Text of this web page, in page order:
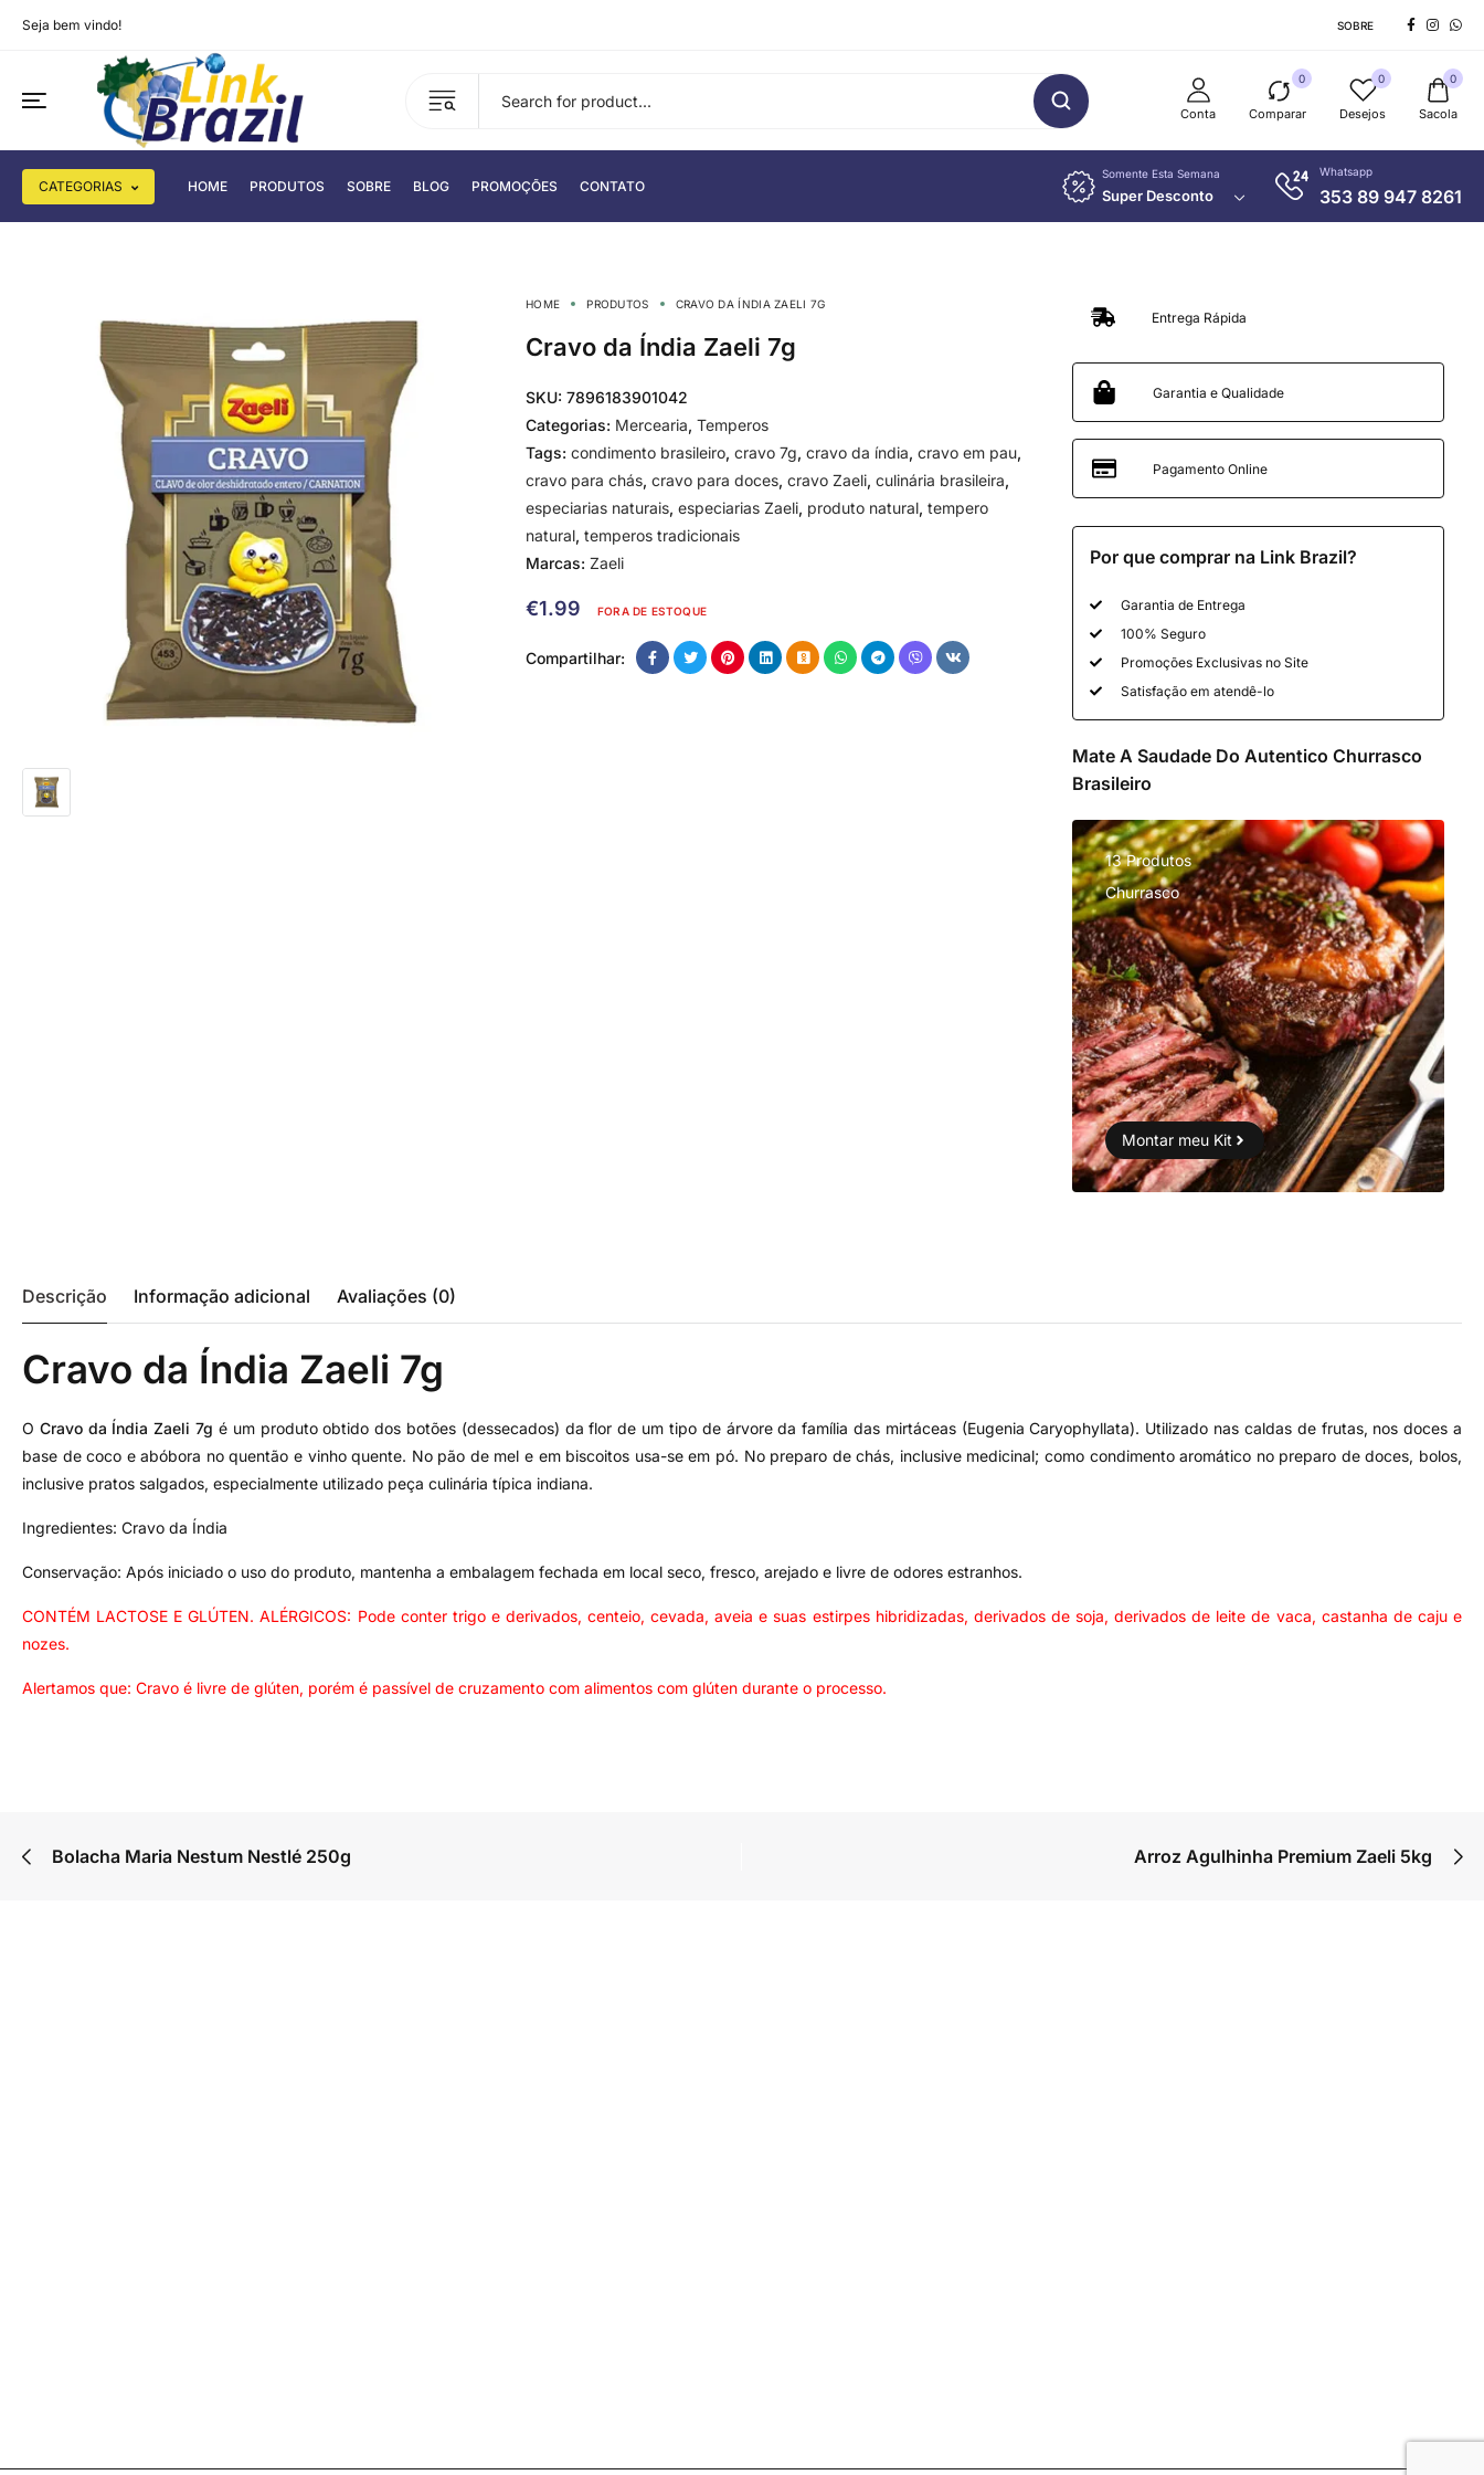
Seja bem vindo! SOBRE
Conta
0
Comparar
0
Desejos
0
Sacola
CATEGORIAS HOME PRODUTOS SOBRE BLOG PROMOÇÕES CONTATO
Somente Esta Semana
Super Desconto
Whatsapp
353 89 947 8261
HOME PRODUTOS CRAVO DA ÍNDIA ZAELI 7G
Cravo da Índia Zaeli 7g
SKU: 7896183901042
Categorias: Mercearia, Temperos
Tags: condimento brasileiro, cravo 7g, cravo da índia, cravo em pau,
cravo para chás, cravo para doces, cravo Zaeli, culinária brasileira,
especiarias naturais, especiarias Zaeli, produto natural, tempero
natural, temperos tradicionais
Marcas: Zaeli
€1.99 FORA DE ESTOQUE
Compartilhar:
Entrega Rápida
Garantia e Qualidade
Pagamento Online
Por que comprar na Link Brazil?
Garantia de Entrega
100% Seguro
Promoções Exclusivas no Site
Satisfação em atendê-lo
Mate A Saudade Do Autentico Churrasco
Brasileiro
13 Produtos
Churrasco
Montar meu Kit
Descrição Informação adicional Avaliações (0)
Cravo da Índia Zaeli 7g
O Cravo da Índia Zaeli 7g é um produto obtido dos botões (dessecados) da flor de um tipo de árvore da família das mirtáceas (Eugenia Caryophyllata). Utilizado nas caldas de frutas, nos doces a
base de coco e abóbora no quentão e vinho quente. No pão de mel e em biscoitos usa-se em pó. No preparo de chás, inclusive medicinal; como condimento aromático no preparo de doces, bolos,
inclusive pratos salgados, especialmente utilizado peça culinária típica indiana.
Ingredientes: Cravo da Índia
Conservação: Após iniciado o uso do produto, mantenha a embalagem fechada em local seco, fresco, arejado e livre de odores estranhos.
CONTÉM LACTOSE E GLÚTEN. ALÉRGICOS: Pode conter trigo e derivados, centeio, cevada, aveia e suas estirpes hibridizadas, derivados de soja, derivados de leite de vaca, castanha de caju e
nozes.
Alertamos que: Cravo é livre de glúten, porém é passível de cruzamento com alimentos com glúten durante o processo.
Bolacha Maria Nestum Nestlé 250g Arroz Agulhinha Premium Zaeli 5kg